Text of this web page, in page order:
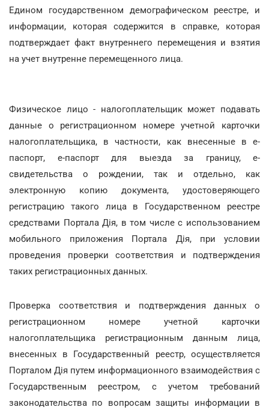
Едином государственном демографическом реестре, и
информации, которая содержится в справке, которая
подтверждает факт внутреннего перемещения и взятия
на учет внутренне перемещенного лица.
Физическое лицо - налогоплательщик может подавать
данные о регистрационном номере учетной карточки
налогоплательщика, в частности, как внесенные в е-
паспорт, е-паспорт для выезда за границу, е-
свидетельства о рождении, так и отдельно, как
электронную копию документа, удостоверяющего
регистрацию такого лица в Государственном реестре
средствами Портала Дія, в том числе с использованием
мобильного приложения Портала Дія, при условии
проведения проверки соответствия и подтверждения
таких регистрационных данных.
Проверка соответствия и подтверждения данных о
регистрационном номере учетной карточки
налогоплательщика регистрационным данным лица,
внесенных в Государственный реестр, осуществляется
Порталом Дія путем информационного взаимодействия с
Государственным реестром, с учетом требований
законодательства по вопросам защиты информации в